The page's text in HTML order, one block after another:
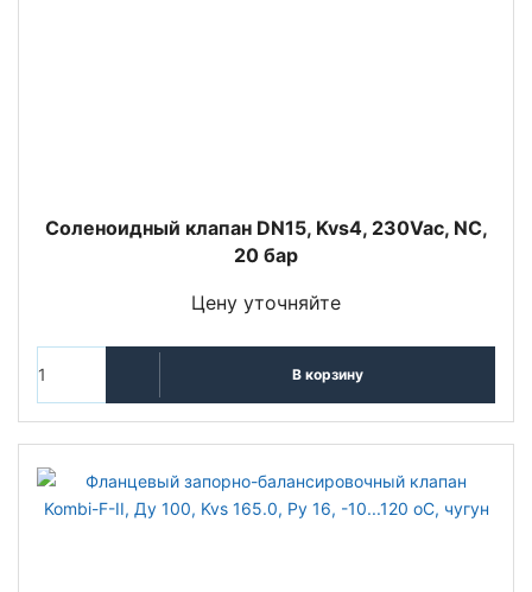
Соленоидный клапан DN15, Kvs4, 230Vac, NC,
20 бар
Цену уточняйте
В корзину